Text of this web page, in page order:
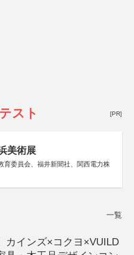
スト [PR]
美術展
育委員会、福井新聞社、関西電力株
一覧
カインズ×コクヨ×VUILD